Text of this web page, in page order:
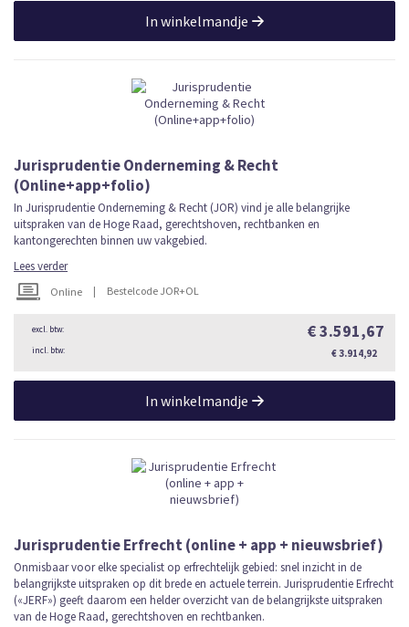
In winkelmandje
Jurisprudentie Onderneming & Recht
(Online+app+folio)
In Jurisprudentie Onderneming & Recht (JOR) vind je alle belangrijke
uitspraken van de Hoge Raad, gerechtshoven, rechtbanken en
kantongerechten binnen uw vakgebied.
Lees verder
Online | Bestelcode JOR+OL
€ 3.591,67
€ 3.914,92
In winkelmandje
Jurisprudentie Erfrecht (online + app + nieuwsbrief)
Onmisbaar voor elke specialist op erfrechtelijk gebied: snel inzicht in de
belangrijkste uitspraken op dit brede en actuele terrein. Jurisprudentie Erfrecht
(«JERF») geeft daarom een helder overzicht van de belangrijkste uitspraken
van de Hoge Raad, gerechtshoven en rechtbanken.